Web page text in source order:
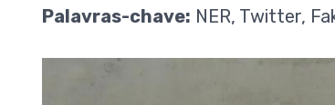
Palavras-chave: NER, Twitter,